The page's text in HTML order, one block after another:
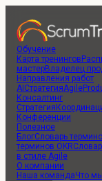
Обучение
Карта тренингов
мастерВладелец
Направления работ
AI СтратегияAgile
Консалтинг
Стратегия
Конференции
Полезное
БлогСловарь
терминов OKR
в стиле Agile
О компании
Наша командаЧто